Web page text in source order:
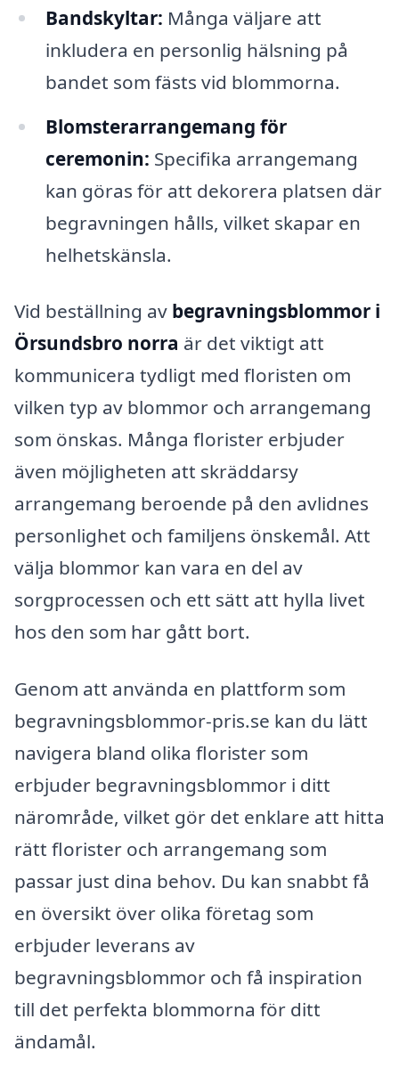
Bandskyltar: Många väljare att
inkludera en personlig hälsning på
bandet som fästs vid blommorna.
Blomsterarrangemang för
ceremonin: Specifika arrangemang
kan göras för att dekorera platsen där
begravningen hålls, vilket skapar en
helhetskänsla.
Vid beställning av begravningsblommor i
Örsundsbro norra är det viktigt att
kommunicera tydligt med floristen om
vilken typ av blommor och arrangemang
som önskas. Många florister erbjuder
även möjligheten att skräddarsy
arrangemang beroende på den avlidnes
personlighet och familjens önskemål. Att
välja blommor kan vara en del av
sorgprocessen och ett sätt att hylla livet
hos den som har gått bort.
Genom att använda en plattform som
begravningsblommor-pris.se kan du lätt
navigera bland olika florister som
erbjuder begravningsblommor i ditt
närområde, vilket gör det enklare att hitta
rätt florister och arrangemang som
passar just dina behov. Du kan snabbt få
en översikt över olika företag som
erbjuder leverans av
begravningsblommor och få inspiration
till det perfekta blommorna för ditt
ändamål.